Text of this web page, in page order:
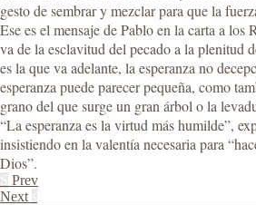
gesto de sembrar y mezclar para que la
Ese es el mensaje de Pablo en la carta a los
va de la esclavitud del pecado a la plenitud
es la que va adelante, la esperanza no
esperanza puede parecer pequeña, como
grano del que surge un gran árbol o la
“La esperanza es la virtud más humilde”,
insistiendo en la valentía necesaria para
Dios”.
Prev
Next